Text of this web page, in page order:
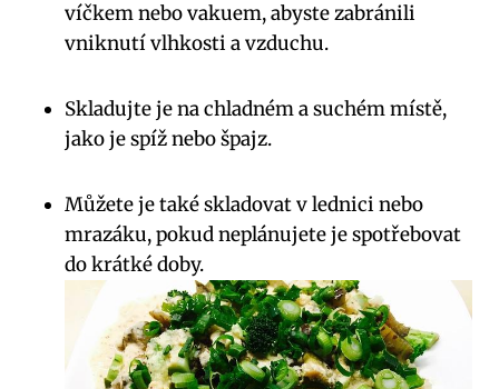
víčkem nebo vakuem, abyste zabránili
vniknutí vlhkosti a vzduchu.
Skladujte je na chladném a suchém místě,
jako je spíž nebo špajz.
Můžete je také skladovat v lednici nebo
mrazáku, pokud neplánujete je spotřebovat
do krátké doby.